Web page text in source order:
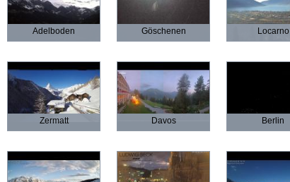
Adelboden Göschenen Locarno
Zermatt Davos Berlin